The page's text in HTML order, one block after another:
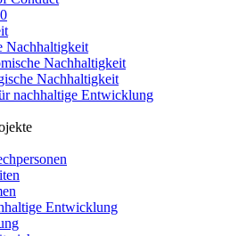
Nachhaltigkeit
Nachhaltigkeit
Nachhaltigkeit
nachhaltige Entwicklung
Entwicklung